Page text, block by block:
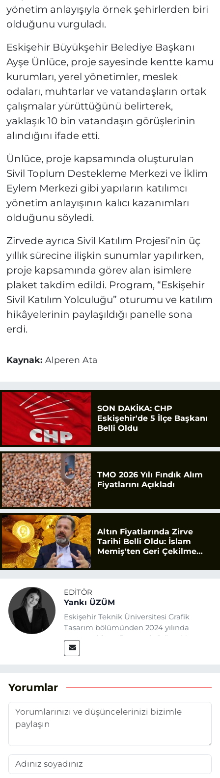
yönetim anlayışıyla örnek şehirlerden biri
olduğunu vurguladı.
Eskişehir Büyükşehir Belediye Başkanı
Ayşe Ünlüce, proje sayesinde kentte kamu
kurumları, yerel yönetimler, meslek
odaları, muhtarlar ve vatandaşların ortak
çalışmalar yürüttüğünü belirterek,
yaklaşık 10 bin vatandaşın görüşlerinin
alındığını ifade etti.
Ünlüce, proje kapsamında oluşturulan
Sivil Toplum Destekleme Merkezi ve İklim
Eylem Merkezi gibi yapıların katılımcı
yönetim anlayışının kalıcı kazanımları
olduğunu söyledi.
Zirvede ayrıca Sivil Katılım Projesi’nin üç
yıllık sürecine ilişkin sunumlar yapılırken,
proje kapsamında görev alan isimlere
plaket takdim edildi. Program, “Eskişehir
Sivil Katılım Yolculuğu” oturumu ve katılım
hikâyelerinin paylaşıldığı panelle sona
erdi.
Kaynak: Alperen Ata
SON DAKİKA: CHP
Eskişehir'de 5 İlçe Başkanı
Belli Oldu
TMO 2026 Yılı Fındık Alım
Fiyatlarını Açıkladı
Altın Fiyatlarında Zirve
Tarihi Belli Oldu: İslam
Memiş'ten Geri Çekilme
EDITÖR
Yankı ÜZÜM
Eskişehir Teknik Üniversitesi Grafik
Tasarım bölümünden 2024 yılında
mezun oldum. Basın sektörüne Mayıs
2025’te Eskişehir Haber Ajansı ile adım
aktarmayı hedefliyorum.
Yorumlar